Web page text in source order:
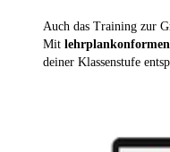
Auch das Training zur
Mit
deiner Klassenstufe